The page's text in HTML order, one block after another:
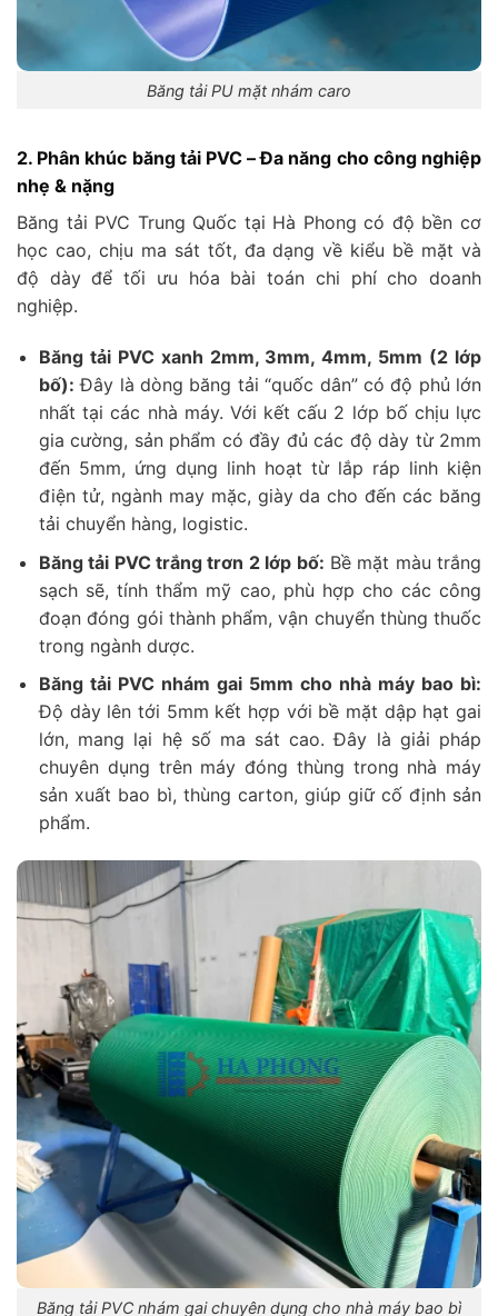
Băng tải PU mặt nhám caro
2. Phân khúc băng tải PVC – Đa năng cho công nghiệp
nhẹ & nặng
Băng tải PVC Trung Quốc tại Hà Phong có độ bền cơ
học cao, chịu ma sát tốt, đa dạng về kiểu bề mặt và
độ dày để tối ưu hóa bài toán chi phí cho doanh
nghiệp.
Băng tải PVC xanh 2mm, 3mm, 4mm, 5mm (2 lớp
bố): Đây là dòng băng tải “quốc dân” có độ phủ lớn
nhất tại các nhà máy. Với kết cấu 2 lớp bố chịu lực
gia cường, sản phẩm có đầy đủ các độ dày từ 2mm
đến 5mm, ứng dụng linh hoạt từ lắp ráp linh kiện
điện tử, ngành may mặc, giày da cho đến các băng
tải chuyển hàng, logistic.
Băng tải PVC trắng trơn 2 lớp bố: Bề mặt màu trắng
sạch sẽ, tính thẩm mỹ cao, phù hợp cho các công
đoạn đóng gói thành phẩm, vận chuyển thùng thuốc
trong ngành dược.
Băng tải PVC nhám gai 5mm cho nhà máy bao bì:
Độ dày lên tới 5mm kết hợp với bề mặt dập hạt gai
lớn, mang lại hệ số ma sát cao. Đây là giải pháp
chuyên dụng trên máy đóng thùng trong nhà máy
sản xuất bao bì, thùng carton, giúp giữ cố định sản
phẩm.
Băng tải PVC nhám gai chuyên dụng cho nhà máy bao bì